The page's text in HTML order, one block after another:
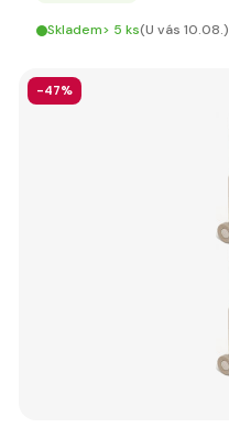
Skladem> 5 ks(U vás 10.08.)
-47%